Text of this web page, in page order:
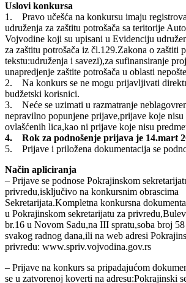
Uslovi konkursa
1. Pravo učešća na konkursu imaju
udruženja za zaštitu potrošača sa teritorije
Vojvodine koji su upisani u Evidenciju
za zaštitu potrošača iz čl.129.Zakona o zaštiti
tekstu:udruženja i savezi),za sufinansiranje
unapredjenje zaštite potrošača u oblasti
2. Na konkurs se ne mogu prijavljivati
budžetski korisnici.
3. Neće se uzimati u razmatranje
nepravilno popunjene prijave,prijave koje nisu
ovlašćenih lica,kao ni prijave koje nisu
4. Rok za podnošenje prijava je 14.mart
5. Prijave i priložena dokumentacija se
Način apliciranja
– Prijave se podnose Pokrajinskom
privredu,isključivo na konkursnim obrascima
Sekretarijata.Kompletna konkursna
u Pokrajinskom sekretarijatu za
br.16 u Novom Sadu,na III spratu,soba broj
svakog radnog dana,ili na web adresi
privredu: www.spriv.vojvodina.gov.rs
– Prijave na konkurs sa pripadajućom
se u zatvorenoj koverti na adresu:Pokrajinski